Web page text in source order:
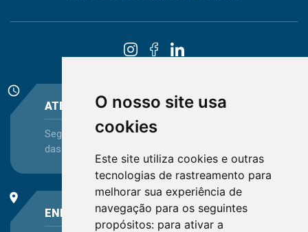
O nosso site usa
cookies
Este site utiliza cookies e outras
tecnologias de rastreamento para
melhorar sua experiência de
navegação para os seguintes
propósitos: para ativar a
schedule
ATENDIMENTO
Segunda-feira a Sexta-feira - das 08:30 às 12:15 e
das 13:30 às 16:45
place
ENDEREÇO